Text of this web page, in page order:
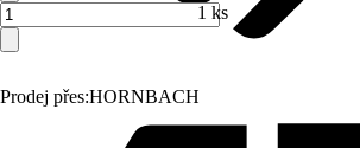
Prodej přes:HORNBACH
1 ks